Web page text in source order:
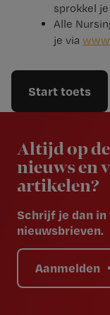
sprokkel
Alle
je via
Start toets
Altijd op
nieuws en
artikelen?
Schrijf je dan in
nieuwsbrieven.
Aanmelden